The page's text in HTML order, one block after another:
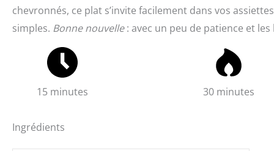
chevronnés, ce plat s’invite facilement dans vos
simples. Bonne nouvelle: avec un peu de patience et
15 minutes 30 minutes
Ingrédients